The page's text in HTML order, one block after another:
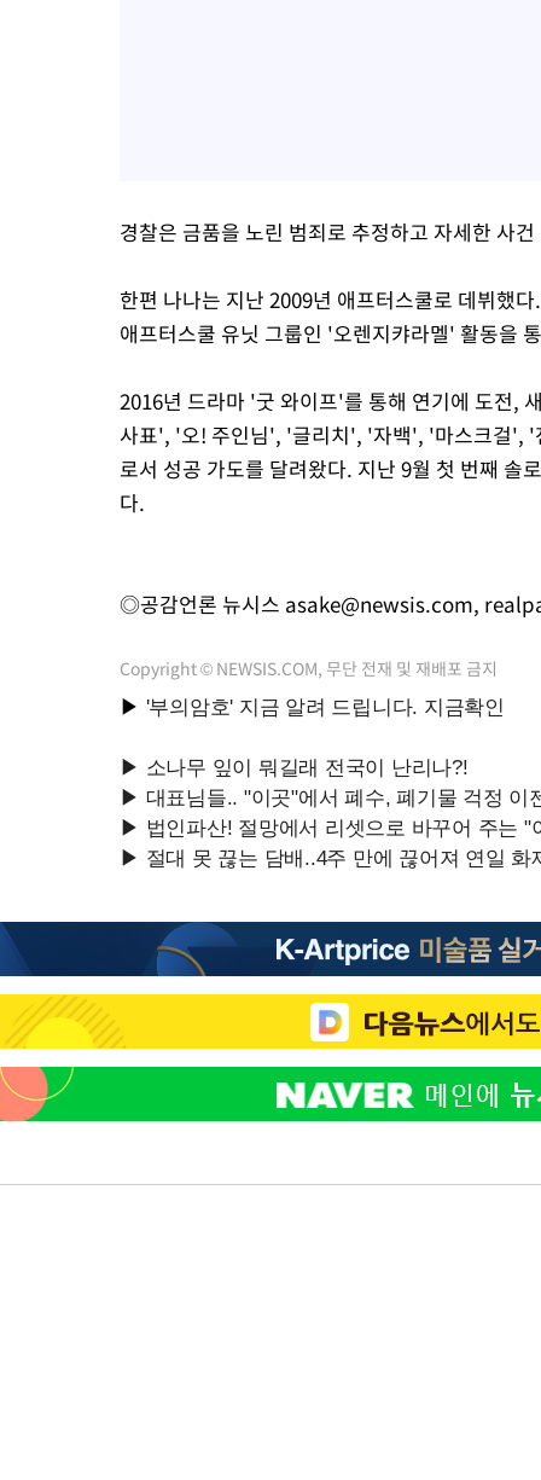
경찰은 금품을 노린 범죄로 추정하고 자세한 사
한편 나나는 지난 2009년 애프터스쿨로 데뷔했
애프터스쿨 유닛 그룹인 '오렌지캬라멜' 활동을
2016년 드라마 '굿 와이프'를 통해 연기에 도전,
사표', '오! 주인님', '글리치', '자백', '마스크걸', '
로서 성공 가도를 달려왔다. 지난 9월 첫 번째
다.
◎공감언론 뉴시스 asake@newsis.com,
Copyright © NEWSIS.COM, 무단 전재 및 재배포 금지